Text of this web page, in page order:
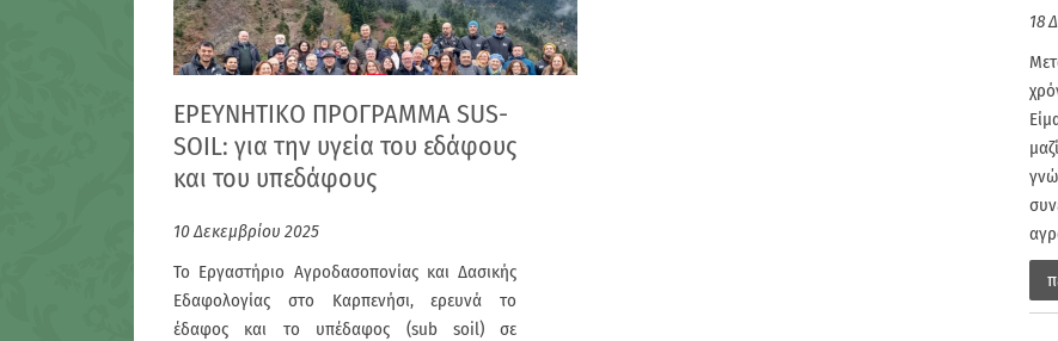
18
ΕΡΕΥΝΗΤΙΚΟ ΠΡΟΓΡΑΜΜΑ SUS-
SOIL: για την υγεία του εδάφους
και του υπεδάφους
10 Δεκεμβρίου 2025
To Εργαστήριο Αγροδασοπονίας και Δασικής
Εδαφολογίας στο Καρπενήσι, ερευνά το
έδαφος και το υπέδαφος (sub soil) σε